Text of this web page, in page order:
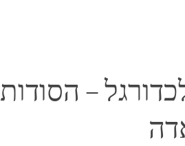
– הסודות